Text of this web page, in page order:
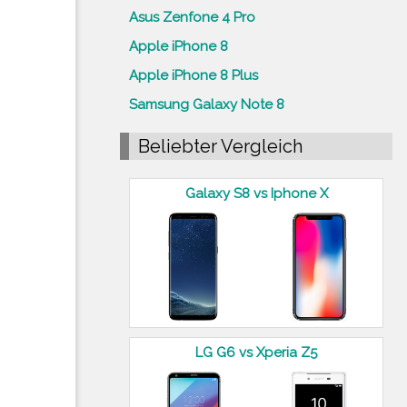
Asus Zenfone 4 Pro
Apple iPhone 8
Apple iPhone 8 Plus
Samsung Galaxy Note 8
Beliebter Vergleich
Galaxy S8 vs Iphone X
LG G6 vs Xperia Z5